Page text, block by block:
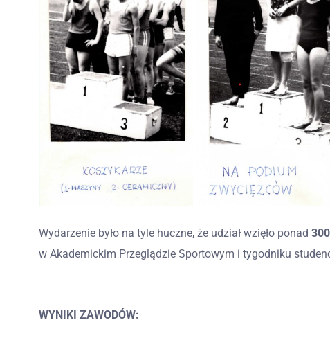
Wydarzenie było na tyle huczne, że udział wzięło ponad
w Akademickim Przeglądzie Sportowym i tygodniku
WYNIKI ZAWODÓW: